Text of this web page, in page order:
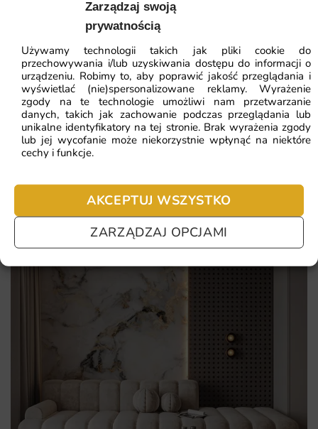
Zarządzaj swoją
prywatnością
Używamy technologii takich jak pliki cookie do
przechowywania i/lub uzyskiwania dostępu do informacji o
urządzeniu. Robimy to, aby poprawić jakość przeglądania i
wyświetlać (nie)spersonalizowane reklamy. Wyrażenie
zgody na te technologie umożliwi nam przetwarzanie
danych, takich jak zachowanie podczas przeglądania lub
unikalne identyfikatory na tej stronie. Brak wyrażenia zgody
lub jej wycofanie może niekorzystnie wpłynąć na niektóre
cechy i funkcje.
AKCEPTUJ WSZYSTKO
ZARZĄDZAJ OPCJAMI
intensywność kolorów.
Możliwość dopasowania wymiarów do indywidualnych
potrzeb.
Łatwy montaż, który można wykonać samodzielnie, bez
potrzeby angażowania specjalistów.
Najniższa cena z 30 dni:41.93 zł
ZOBACZ WSZYSTKIE
Najczęściej zadawane pytania
Pomagamy i doradzamy przy każdym zakupie. Ale jeżeli
nie chcesz czekać – sprawdź najczęściej zadawane pytania.